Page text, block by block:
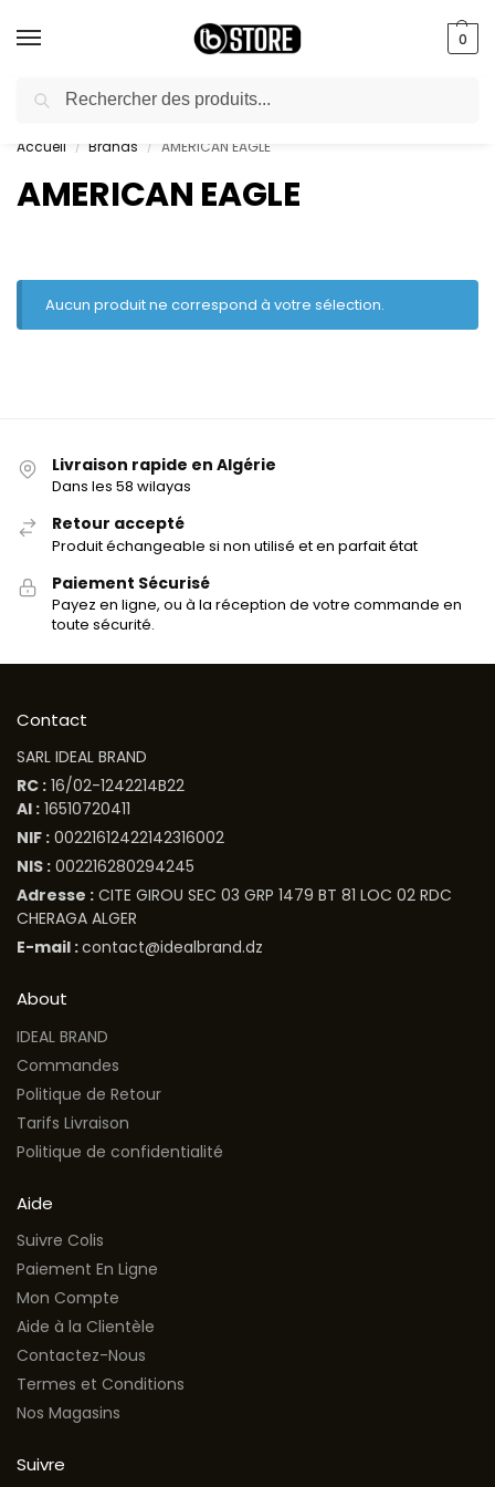
0
livraison gratuite au bureau dès 10000 DA avec paiement en ligne
Accueil / Brands / AMERICAN EAGLE
AMERICAN EAGLE
Aucun produit ne correspond à votre sélection.
Livraison rapide en Algérie
Dans les 58 wilayas
Retour accepté
Produit échangeable si non utilisé et en parfait état
Paiement Sécurisé
Payez en ligne, ou à la réception de votre commande en
toute sécurité.
Contact
SARL IDEAL BRAND
RC : 16/02-1242214B22
AI : 16510720411
NIF : 00221612422142316002
NIS : 002216280294245
Adresse : CITE GIROU SEC 03 GRP 1479 BT 81 LOC 02 RDC
CHERAGA ALGER
E-mail :contact@idealbrand.dz
About
IDEAL BRAND
Commandes
Politique de Retour
Tarifs Livraison
Politique de confidentialité
Aide
Suivre Colis
Paiement En Ligne
Mon Compte
Aide à la Clientèle
Contactez-Nous
Termes et Conditions
Nos Magasins
Suivre